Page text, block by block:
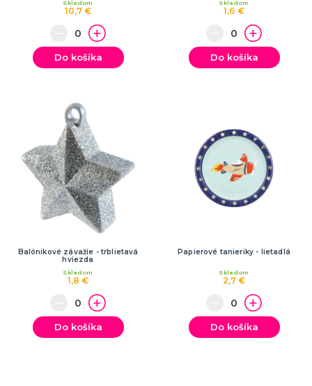
10,7 €
Skladom
Do košíka
1,6 €
Skladom
Do košíka
Balónikové závažie - trblietavá
hviezda
1,8 €
Skladom
Do košíka
Papierové tanieriky - lietadlá
2,7 €
Skladom
Do košíka